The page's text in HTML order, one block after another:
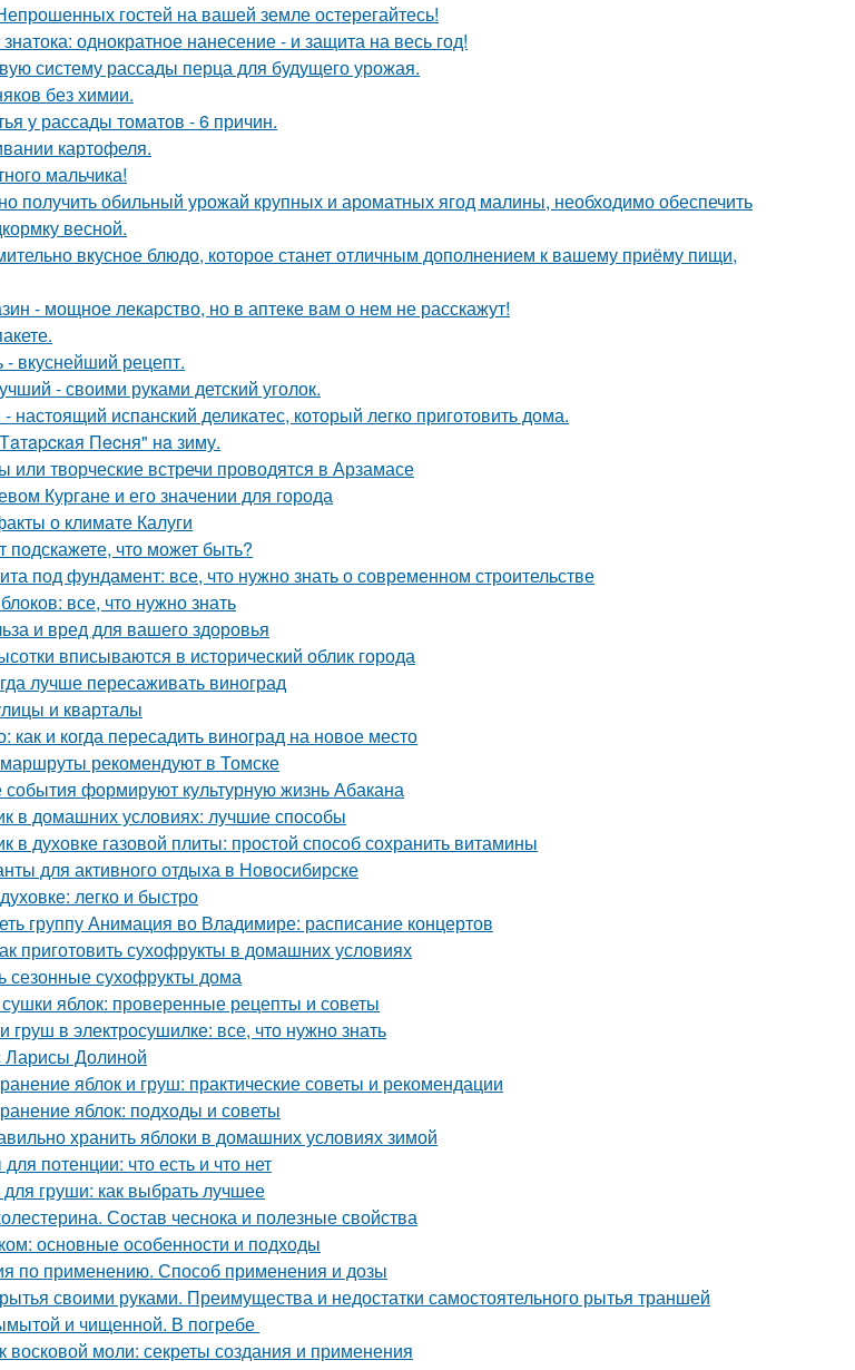
гостей на вашей земле остерегайтесь!
однократное нанесение - и защита на весь год!
систему рассады перца для будущего урожая.
без химии.
у рассады томатов - 6 причин.
картофеля.
мальчика!
получить обильный урожай крупных и ароматных ягод малины, необходимо обеспечить
весной.
вкусное блюдо, которое станет отличным дополнением к вашему приёму пищи,
- мощное лекарство, но в аптеке вам о нем не расскажут!
- вкуснейший рецепт.
- своими руками детский уголок.
испанский деликатес, который легко приготовить дома.
Пecня" нa зиму.
или творческие встречи проводятся в Арзамасе
Кургане и его значении для города
о климате Калуги
что может быть?
под фундамент: все, что нужно знать о современном строительстве
все, что нужно знать
и вред для вашего здоровья
вписываются в исторический облик города
лучше пересаживать виноград
и кварталы
как и когда пересадить виноград на новое место
рекомендуют в Томске
формируют культурную жизнь Абакана
в домашних условиях: лучшие способы
в духовке газовой плиты: простой способ сохранить витамины
для активного отдыха в Новосибирске
легко и быстро
группу Анимация во Владимире: расписание концертов
приготовить сухофрукты в домашних условиях
сезонные сухофрукты дома
яблок: проверенные рецепты и советы
груш в электросушилке: все, что нужно знать
Ларисы Долиной
яблок и груш: практические советы и рекомендации
яблок: подходы и советы
хранить яблоки в домашних условиях зимой
потенции: что есть и что нет
груши: как выбрать лучшее
Состав чеснока и полезные свойства
основные особенности и подходы
по применению. Способ применения и дозы
своими руками. Преимущества и недостатки самостоятельного рытья траншей
и чищенной. В погребе
восковой моли: секреты создания и применения